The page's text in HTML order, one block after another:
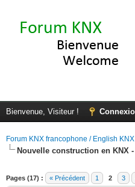
Bienvenue, Visiteur !
Forum KNX francophone / English
Nouvelle construction en KNX
Pages (17) : « Précédent 1 2 3